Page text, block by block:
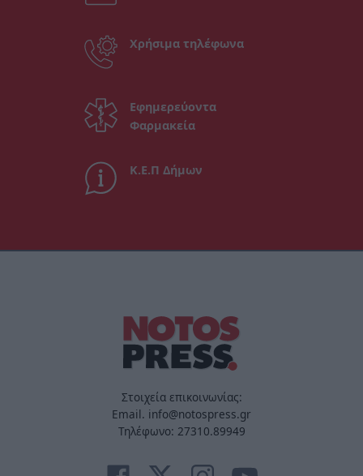
Χρήσιμα τηλέφωνα
Εφημερεύοντα
Φαρμακεία
Κ.Ε.Π Δήμων
Στοιχεία επικοινωνίας:
Email. info@notospress.gr
Τηλέφωνο: 27310.89949